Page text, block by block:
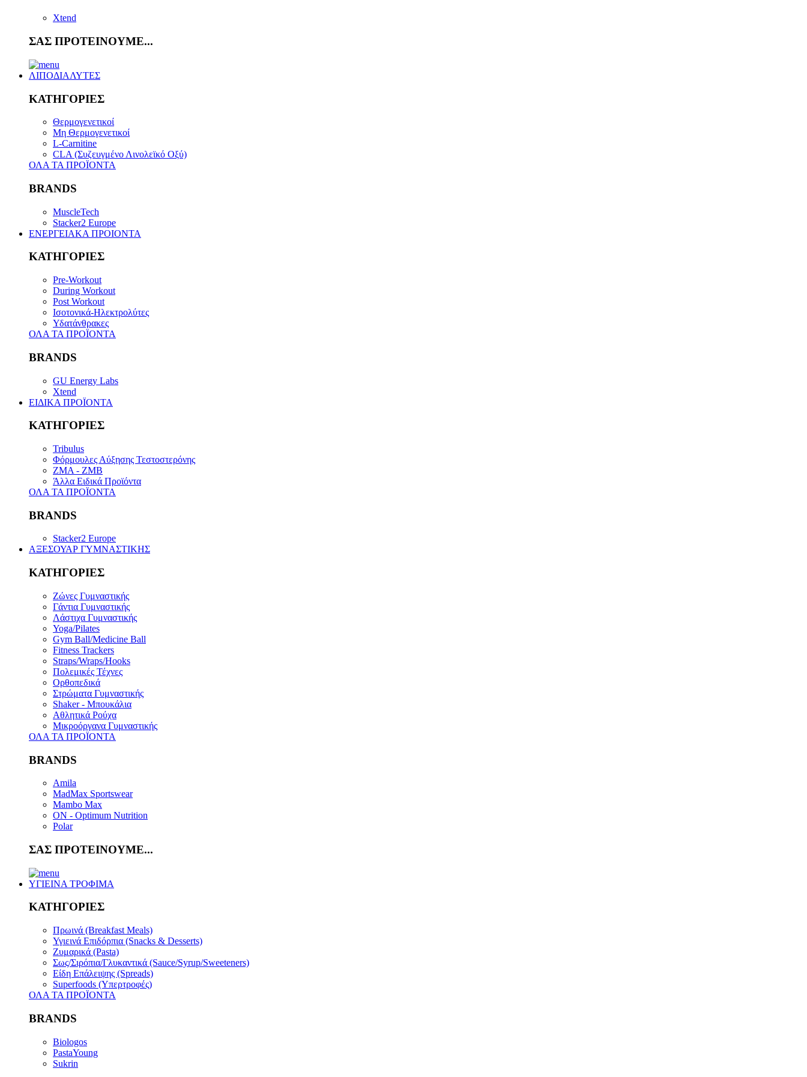
Xtend
ΣΑΣ ΠΡΟΤΕΙΝΟΥΜΕ...
ΛΙΠΟΔΙΑΛΥΤΕΣ
ΚΑΤΗΓΟΡΙΕΣ
Θερμογενετικοί
Μη Θερμογενετικοί
L-Carnitine
CLA (Συζευγμένο Λινολεϊκό Οξύ)
ΟΛΑ ΤΑ ΠΡΟΪΟΝΤΑ
BRANDS
MuscleTech
Stacker2 Europe
ΕΝΕΡΓΕΙΑΚΑ ΠΡΟΙΟΝΤΑ
ΚΑΤΗΓΟΡΙΕΣ
Pre-Workout
During Workout
Post Workout
Ισοτονικά-Ηλεκτρολύτες
Υδατάνθρακες
ΟΛΑ ΤΑ ΠΡΟΪΟΝΤΑ
BRANDS
GU Energy Labs
Xtend
ΕΙΔΙΚΑ ΠΡΟΪΟΝΤΑ
ΚΑΤΗΓΟΡΙΕΣ
Tribulus
Φόρμουλες Αύξησης Τεστοστερόνης
ZMA - ZMB
Άλλα Ειδικά Προϊόντα
ΟΛΑ ΤΑ ΠΡΟΪΟΝΤΑ
BRANDS
Stacker2 Europe
ΑΞΕΣΟΥΑΡ ΓΥΜΝΑΣΤΙΚΗΣ
ΚΑΤΗΓΟΡΙΕΣ
Ζώνες Γυμναστικής
Γάντια Γυμναστικής
Λάστιχα Γυμναστικής
Yoga/Pilates
Gym Ball/Medicine Ball
Fitness Trackers
Straps/Wraps/Hooks
Πολεμικές Τέχνες
Ορθοπεδικά
Στρώματα Γυμναστικής
Shaker - Μπουκάλια
Αθλητικά Ρούχα
Μικροόργανα Γυμναστικής
ΟΛΑ ΤΑ ΠΡΟΪΟΝΤΑ
BRANDS
Amila
MadMax Sportswear
Mambo Max
ON - Optimum Nutrition
Polar
ΣΑΣ ΠΡΟΤΕΙΝΟΥΜΕ...
ΥΓΙΕΙΝΑ ΤΡΟΦΙΜΑ
ΚΑΤΗΓΟΡΙΕΣ
Πρωινά (Breakfast Meals)
Υγιεινά Επιδόρπια (Snacks & Desserts)
Ζυμαρικά (Pasta)
Σως/Σιρόπια/Γλυκαντικά (Sauce/Syrup/Sweeteners)
Είδη Επάλειψης (Spreads)
Superfoods (Υπερτροφές)
ΟΛΑ ΤΑ ΠΡΟΪΟΝΤΑ
BRANDS
Biologos
PastaYoung
Sukrin